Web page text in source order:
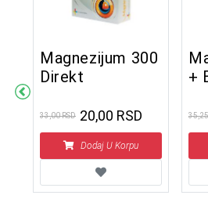
Magnezijum 300
Direkt
33,00 RSD 20,00 RSD
Dodaj U Korpu
+